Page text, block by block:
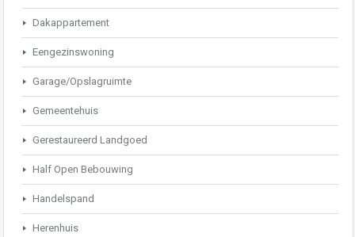
Dakappartement
Eengezinswoning
Garage/Opslagruimte
Gemeentehuis
Gerestaureerd Landgoed
Half Open Bebouwing
Handelspand
Herenhuis